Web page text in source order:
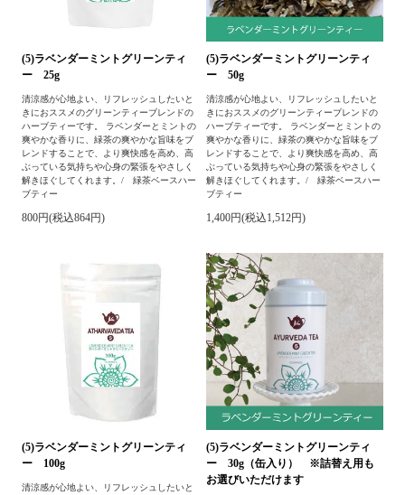
(5)ラベンダーミントグリーンティ
ー 25g
清涼感が心地よい、リフレッシュしたいと
きにおススメのグリーンティーブレンドの
ハーブティーです。 ラベンダーとミントの
爽やかな香りに、緑茶の爽やかな旨味をブ
レンドすることで、より爽快感を高め、高
ぶっている気持ちや心身の緊張をやさしく
解きほぐしてくれます。/ 緑茶ベースハー
ブティー
800円(税込864円)
(5)ラベンダーミントグリーンティ
ー 50g
清涼感が心地よい、リフレッシュしたいと
きにおススメのグリーンティーブレンドの
ハーブティーです。 ラベンダーとミントの
爽やかな香りに、緑茶の爽やかな旨味をブ
レンドすることで、より爽快感を高め、高
ぶっている気持ちや心身の緊張をやさしく
解きほぐしてくれます。/ 緑茶ベースハー
ブティー
1,400円(税込1,512円)
(5)ラベンダーミントグリーンティ
ー 100g
清涼感が心地よい、リフレッシュしたいと
(5)ラベンダーミントグリーンティ
ー 30g（缶入り） ※詰替え用も
お選びいただけます